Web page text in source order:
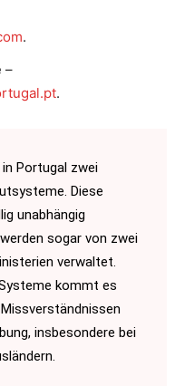
.
–
.
Portugal zwei
Diese
unabhängig
sogar von zwei
verwaltet.
kommt es
insbesondere bei